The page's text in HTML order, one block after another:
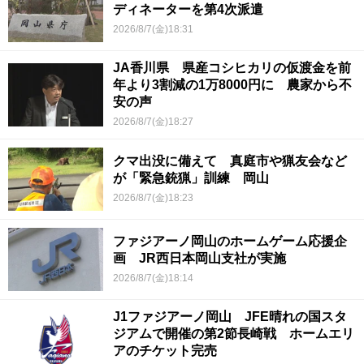
ディネーターを第4次派遣
2026/8/7(金)18:31
JA香川県 県産コシヒカリの仮渡金を前
年より3割減の1万8000円に 農家から不
安の声
2026/8/7(金)18:27
クマ出没に備えて 真庭市や猟友会など
が「緊急銃猟」訓練 岡山
2026/8/7(金)18:23
ファジアーノ岡山のホームゲーム応援企
画 JR西日本岡山支社が実施
2026/8/7(金)18:14
J1ファジアーノ岡山 JFE晴れの国スタ
ジアムで開催の第2節長崎戦 ホームエリ
アのチケット完売